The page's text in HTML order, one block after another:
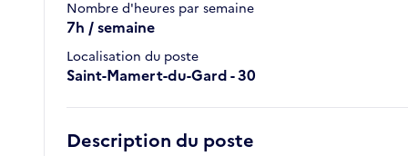
Nombre d'heures par semaine
7h / semaine
Localisation du poste
Saint-Mamert-du-Gard - 30
Description du poste